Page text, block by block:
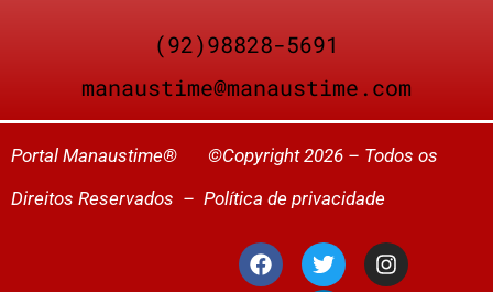
(92)98828-5691
manaustime@manaustime.com
Portal Manaustime® ©Copyright 2026 – Todos os
Direitos Reservados – Política de privacidade